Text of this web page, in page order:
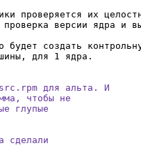
проверяется их
версии ядра и
будет создать
для 1 ядра.
для альта. И
чтобы не
глупые
сделали